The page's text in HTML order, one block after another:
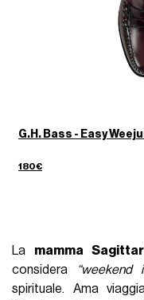
G.H. Bass - Easy
180€
La mamma
considera
“weekend
spirituale. Ama